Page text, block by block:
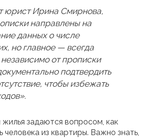
юрист Ирина Смирнова,
направлены на
данных о числе
но главное — всегда
от прописки
подтвердить
чтобы избежать
задаются вопросом, как
человека из квартиры. Важно знать,